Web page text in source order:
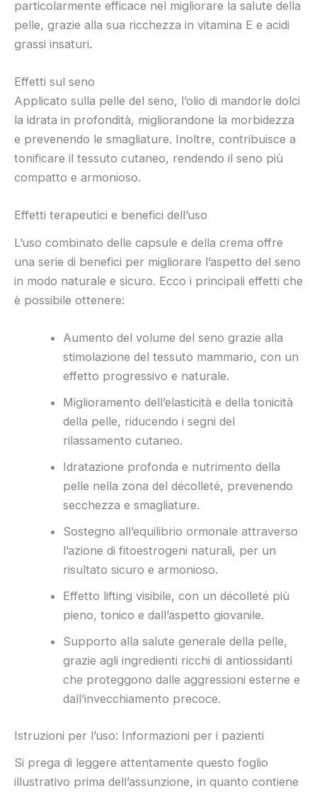
particolarmente efficace nel migliorare la salute della
pelle, grazie alla sua ricchezza in vitamina E e acidi
grassi insaturi.
Effetti sul seno
Applicato sulla pelle del seno, l’olio di mandorle dolci
la idrata in profondità, migliorandone la morbidezza
e prevenendo le smagliature. Inoltre, contribuisce a
tonificare il tessuto cutaneo, rendendo il seno più
compatto e armonioso.
Effetti terapeutici e benefici dell’uso
L’uso combinato delle capsule e della crema offre
una serie di benefici per migliorare l’aspetto del seno
in modo naturale e sicuro. Ecco i principali effetti che
è possibile ottenere:
Aumento del volume del seno grazie alla
stimolazione del tessuto mammario, con un
effetto progressivo e naturale.
Miglioramento dell’elasticità e della tonicità
della pelle, riducendo i segni del
rilassamento cutaneo.
Idratazione profonda e nutrimento della
pelle nella zona del décolleté, prevenendo
secchezza e smagliature.
Sostegno all’equilibrio ormonale attraverso
l’azione di fitoestrogeni naturali, per un
risultato sicuro e armonioso.
Effetto lifting visibile, con un décolleté più
pieno, tonico e dall’aspetto giovanile.
Supporto alla salute generale della pelle,
grazie agli ingredienti ricchi di antiossidanti
che proteggono dalle aggressioni esterne e
dall’invecchiamento precoce.
Istruzioni per l’uso: Informazioni per i pazienti
Si prega di leggere attentamente questo foglio
illustrativo prima dell’assunzione, in quanto contiene